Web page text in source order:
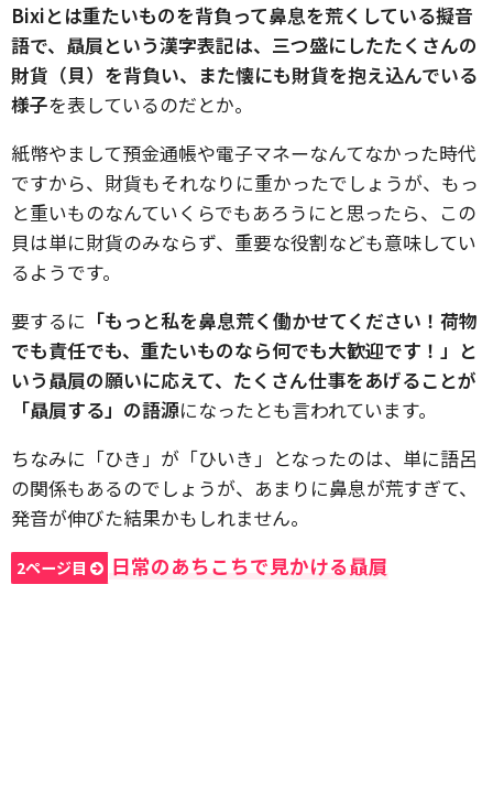
Bixiとは重たいものを背負って鼻息を荒くしている擬音
語で、贔屓という漢字表記は、三つ盛にしたたくさんの
財貨（貝）を背負い、また懐にも財貨を抱え込んでいる
様子を表しているのだとか。
紙幣やまして預金通帳や電子マネーなんてなかった時代
ですから、財貨もそれなりに重かったでしょうが、もっ
と重いものなんていくらでもあろうにと思ったら、この
貝は単に財貨のみならず、重要な役割なども意味してい
るようです。
要するに 「もっと私を鼻息荒く働かせてください！荷物
でも責任でも、重たいものなら何でも大歓迎です！」と
いう贔屓の願いに応えて、たくさん仕事をあげることが
「贔屓する」の語源になったとも言われています。
ちなみに「ひき」が「ひいき」となったのは、単に語呂
の関係もあるのでしょうが、あまりに鼻息が荒すぎて、
発音が伸びた結果かもしれません。
2ページ目 日常のあちこちで見かける贔屓